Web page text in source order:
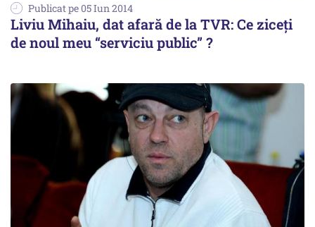
Publicat pe 05 Iun 2014
Liviu Mihaiu, dat afară de la TVR: Ce ziceți
de noul meu “serviciu public” ?